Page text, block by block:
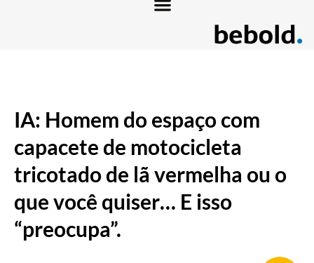
IA: Homem do espaço com
capacete de motocicleta
tricotado de lã vermelha ou o
que você quiser… E isso
“preocupa”.